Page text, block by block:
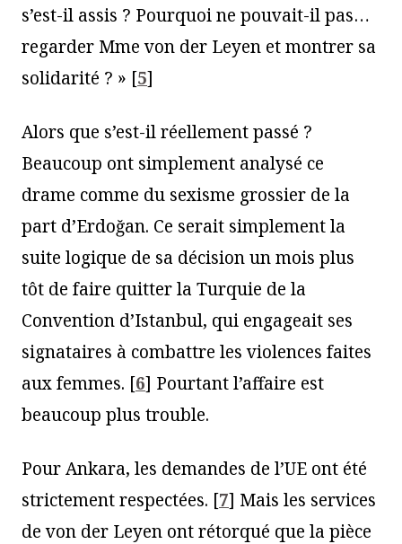
s’est-il assis ? Pourquoi ne pouvait-il pas…
regarder Mme von der Leyen et montrer sa
solidarité ? » [5]
Alors que s’est-il réellement passé ?
Beaucoup ont simplement analysé ce
drame comme du sexisme grossier de la
part d’Erdoğan. Ce serait simplement la
suite logique de sa décision un mois plus
tôt de faire quitter la Turquie de la
Convention d’Istanbul, qui engageait ses
signataires à combattre les violences faites
aux femmes. [6] Pourtant l’affaire est
beaucoup plus trouble.
Pour Ankara, les demandes de l’UE ont été
strictement respectées. [7] Mais les services
de von der Leyen ont rétorqué que la pièce